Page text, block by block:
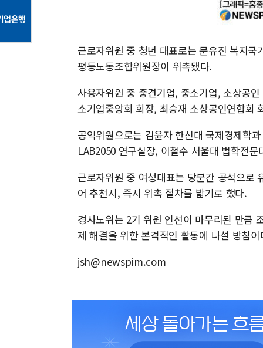
근로자위원 중 청년 대표로는 문유진 복지
평등노동조합위원장이 위촉됐다.
사용자위원 중 중견기업, 중소기업, 소상공
소기업중앙회 회장, 최승재 소상공인연합회
공익위원으로는 김윤자 한신대 국제경제학
LAB2050 연구실장, 이철수 서울대 법학전
근로자위원 중 여성대표는 당분간 공석으로
어 추천시, 즉시 위촉 절차를 밟기로 했다.
경사노위는 2기 위원 인선이 마무리된 만큼
제 해결을 위한 본격적인 활동에 나설 방침
jsh@newspim.com